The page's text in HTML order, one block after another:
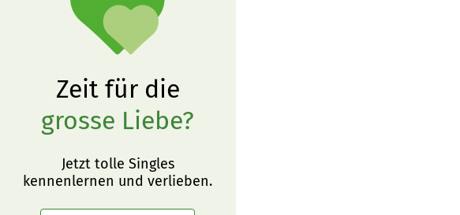
Zeit für die
grosse Liebe?
Jetzt tolle Singles
kennenlernen und verlieben.